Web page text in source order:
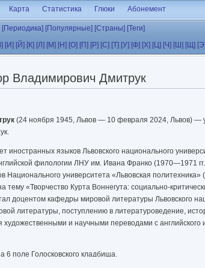
Карта Статистика Глюки Абонемент
[Периодика] [Популярные] [Страны] [Теги]
[И] [Й] [К] [Л] [М] [Н] [О] [П] [Р] [С] [Т] [У] [Ф] [Х] [Ц] [Ч] [Ш] [Щ] [Э]
Владимирович Дмитрук
(24 ноября 1945, Львов — 10 февраля 2024, Львов) —
иностранных языков Львовского национального
филологии ЛНУ им. Ивана Франко (1970—1971
Национального университета «Львовская
тему «Творчество Курта Воннегута: социально-
доцентом кафедры мировой литературы Львовского
литературы, поступлению в литературоведение,
и научными переводами с английского
6 поле Голосковского кладбища.